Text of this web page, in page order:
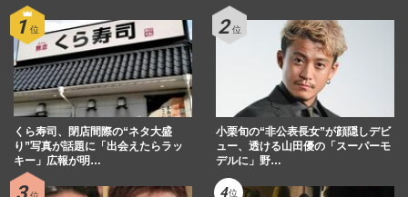
くら寿司、閉店間際の“ネタ大盛
り”写真が話題に「出会えたらラッ
キー」広報が明…
小栗旬の“非公表長女”が顔隠しデビ
ュー、透ける山田優の「スーパーモ
デルに」野…